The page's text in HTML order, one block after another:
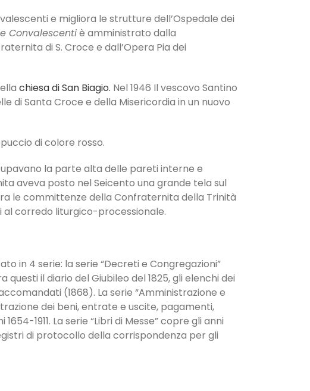
e migliora le strutture dell’Ospedale dei
Convalescentiè amministrato dalla
di S. Croce e dall’Opera Pia dei
chiesa di San Biagio. Nel 1946 Il vescovo Santino
di Santa Croce e della Misericordia in un nuovo
di colore rosso.
la parte alta delle pareti interne e
aveva posto nel Seicento una grande tela sul
le committenze della Confraternita della Trinità
al corredo liturgico-processionale.
in 4 serie: la serie “Decreti e Congregazioni”
il diario del Giubileo del 1825, gli elenchi dei
(1868). La serie “Amministrazione e
dei beni, entrate e uscite, pagamenti,
1911. La serie “Libri di Messe” copre gli anni
di protocollo della corrispondenza per gli